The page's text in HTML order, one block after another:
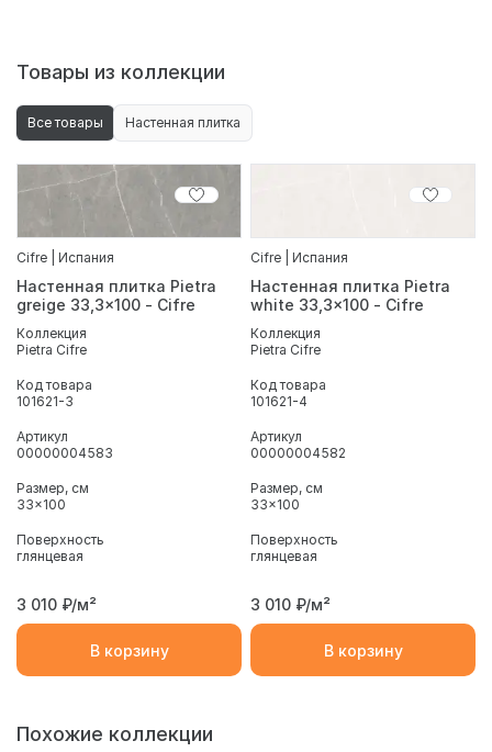
Товары из коллекции
Все товары Настенная плитка
Cifre | Испания
Настенная плитка Pietra
greige 33,3x100 - Cifre
Коллекция
Pietra Cifre
Код товара
101621-3
Артикул
00000004583
Размер, см
33x100
Поверхность
глянцевая
3 010 ₽/м²
В корзину
Cifre | Испания
Настенная плитка Pietra
white 33,3x100 - Cifre
Коллекция
Pietra Cifre
Код товара
101621-4
Артикул
00000004582
Размер, см
33x100
Поверхность
глянцевая
3 010 ₽/м²
В корзину
Похожие коллекции